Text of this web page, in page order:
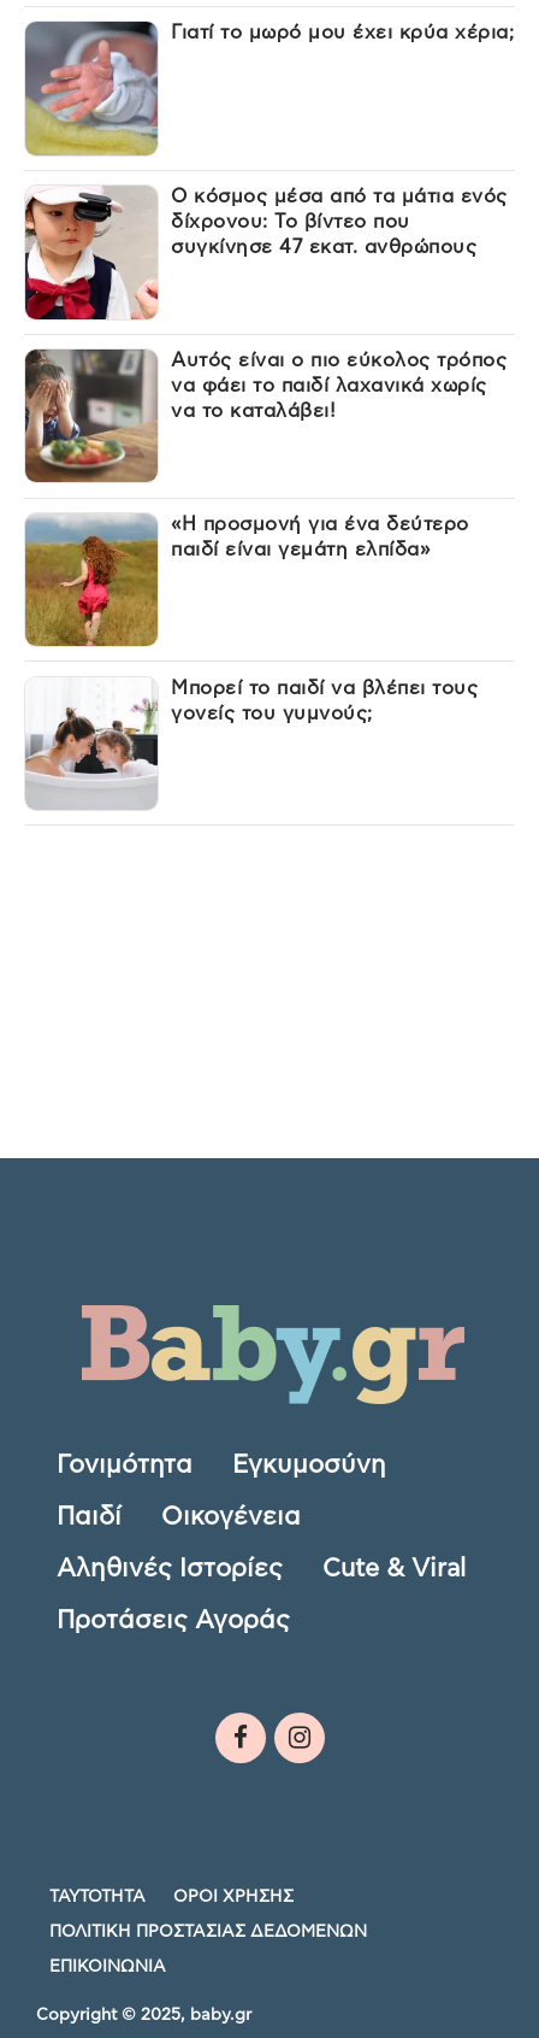
Γιατί το μωρό μου έχει κρύα χέρια;
Ο κόσμος μέσα από τα μάτια ενός
δίχρονου: Το βίντεο που
συγκίνησε 47 εκατ. ανθρώπους
Αυτός είναι ο πιο εύκολος τρόπος
να φάει το παιδί λαχανικά χωρίς
να το καταλάβει!
«Η προσμονή για ένα δεύτερο
παιδί είναι γεμάτη ελπίδα»
Μπορεί το παιδί να βλέπει τους
γονείς του γυμνούς;
Γονιμότητα Εγκυμοσύνη
Παιδί Οικογένεια
Αληθινές Ιστορίες Cute & Viral
Προτάσεις Αγοράς
ΤΑΥΤΟΤΗΤΑ ΟΡΟΙ ΧΡΗΣΗΣ
ΠΟΛΙΤΙΚΗ ΠΡΟΣΤΑΣΙΑΣ ΔΕΔΟΜΕΝΩΝ
ΕΠΙΚΟΙΝΩΝΙΑ
Copyright © 2025, baby.gr